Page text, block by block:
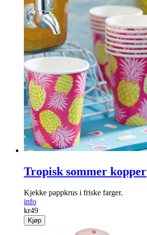
Tropisk sommer kopper
Kjekke pappkrus i friske farger.
info
kr49
Kjøp